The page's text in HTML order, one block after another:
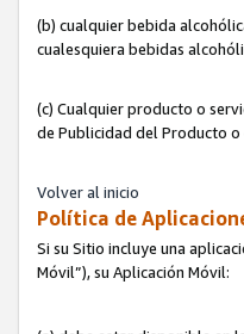
(b) cualquier bebida
cualesquiera bebidas
(c) Cualquier producto o
de Publicidad del Producto o
Volver al inicio
Política de
Si su Sitio incluye una
Móvil”), su Aplicación Móvil: